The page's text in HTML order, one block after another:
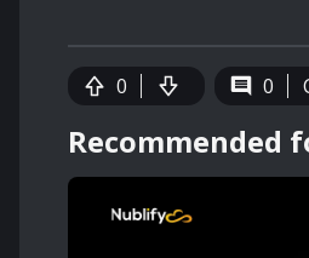
0 0
Recommended